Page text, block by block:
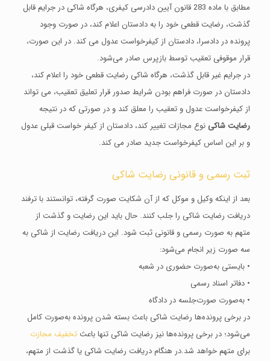
مطابق با ماده 283 قانون آیین دادرسی کیفری، هرگاه شاکی در جرایم قابل
گذشت، رضایت قطعی خود را به دادستان اعلام کند، در صورت وجود
پرونده در دادسرا، دادستان از کیفرخواست عدول می‌ کند. در این صورت،
قرار موقوفی تعقیب توسط بازپرس صادر می‌شود.
در جرایم غیر قابل گذشت، هرگاه شاکی رضایت قطعی خود را اعلام کند،
دادستان در صورت فراهم بودن شرایط صدور قرار تعلیق تعقیب، می‌ تواند
از کیفرخواست عدول و تعقیب را معلق کند و در صورتی‌ که در نتیجه
رضایت شاکی نوع مجازات تغییر کند، دادستان از کیفر خواست قبلی عدول
و بر این اساس کیفرخواست جدید صادر می‌ کند.
ثبت رسمی و قانونی رضایت شاکی
بعد از اینکه وکیل و موکل که از آن شکایت صورت گرفته، توانستند با ترفند
دریافت رضایت شاکی را جلب کنند. حال باید این رضایت و گذشت از
متهم به صورت رسمی و قانونی ثبت شود. این دریافت رضایت از شاکی به
سه صورت زیر انجام می‌شود:
• بایستی به‌صورت حضوری در شعبه
• دفاتر اسناد رسمی
• به‌صورت صورت‌جلسه در دادگاه
در برخی پرونده‌ها رضایت شاکی باعث بسته شدن پرونده به‌صورت کامل
می‌شود؛ در برخی پرونده‌ها نیز رضایت شاکی تنها باعث تخفیف مجازت
برای متهم خواهد شد.در هنگام دریافت رضایت شاکی یا گذشت از متهم،